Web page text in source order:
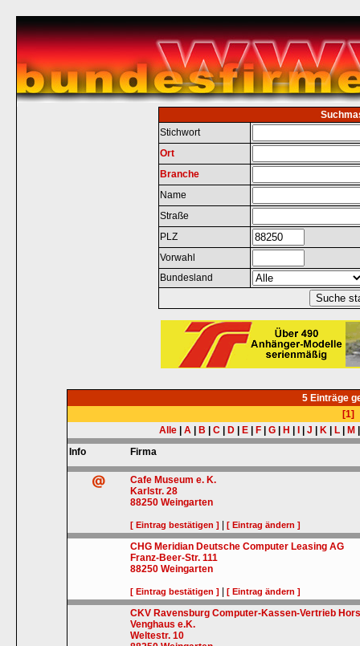
Stichwort
Ort
Branche
Name
Straße
PLZ
Vorwahl
Bundesland
5 Einträge
[1]
Alle
A B C D E F G H J K L M
Info
Firma
Cafe Museum e. K.
Karlstr. 28
88250 Weingarten
[ Eintrag bestätigen ] |[ Eintrag ändern ]
CHG Meridian Deutsche Computer Leasing AG
Franz-Beer-Str. 111
88250 Weingarten
[ Eintrag bestätigen ] |[ Eintrag ändern ]
CKV Ravensburg Computer-Kassen-Vertrieb
Venghaus e.K.
Weltestr. 10